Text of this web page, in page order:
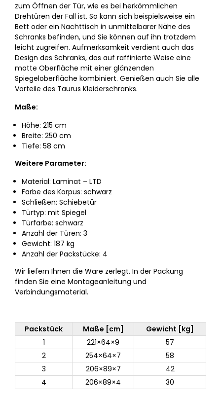
zum Öffnen der Tür, wie es bei herkömmlichen
Drehtüren der Fall ist. So kann sich beispielsweise ein
Bett oder ein Nachttisch in unmittelbarer Nähe des
Schranks befinden, und Sie können auf ihn trotzdem
leicht zugreifen. Aufmerksamkeit verdient auch das
Design des Schranks, das auf raffinierte Weise eine
matte Oberfläche mit einer glänzenden
Spiegeloberfläche kombiniert. Genießen auch Sie alle
Vorteile des Taurus Kleiderschranks.
Maße:
Höhe: 215 cm
Breite: 250 cm
Tiefe: 58 cm
Weitere Parameter:
Material: Laminat –⁠⁠⁠⁠⁠⁠ LTD
Farbe des Korpus: schwarz
Schließen: Schiebetür
Türtyp: mit Spiegel
Türfarbe: schwarz
Anzahl der Türen: 3
Gewicht: 187 kg
Anzahl der Packstücke: 4
Wir liefern Ihnen die Ware zerlegt. In der Packung
finden Sie eine Montageanleitung und
Verbindungsmaterial.
Packstück Maße [cm]
Gewicht [kg]
1
221×64×9
57
2
254×64×7
58
3
206×89×7
42
4
206×89×4 30